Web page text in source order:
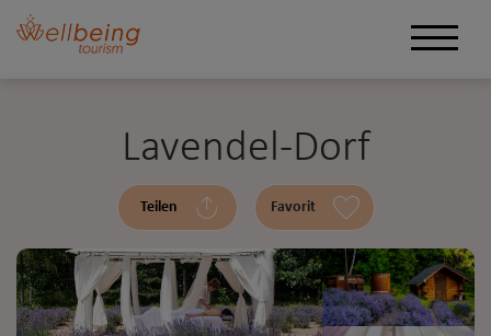
Lavendel-Dorf
Teilen Favorit